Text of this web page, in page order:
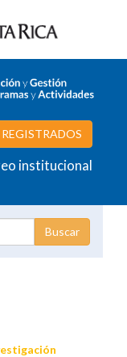
institucional